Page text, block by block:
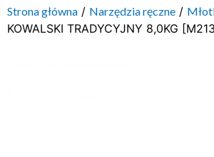
Strona główna / Narzędzia ręczne /
KOWALSKI TRADYCYJNY 8,0KG